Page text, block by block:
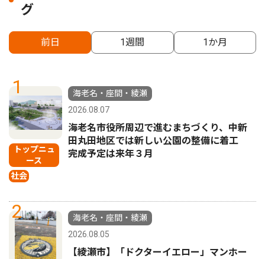
グ
前日 1週間 1か月
1
トップニュ
ース
社会
海老名・座間・綾瀬
2026.08.07
海老名市役所周辺で進むまちづくり、中新
田丸田地区では新しい公園の整備に着工
完成予定は来年３月
2
海老名・座間・綾瀬
2026.08.05
【綾瀬市】「ドクターイエロー」マンホー